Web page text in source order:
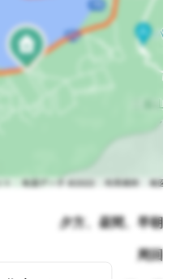
夕方、昼間、早朝
周回